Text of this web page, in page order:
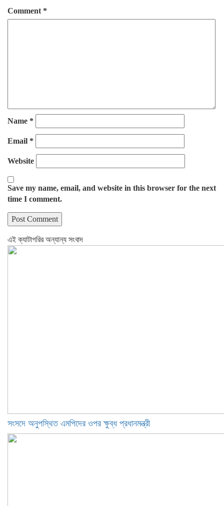
Comment *
Name *
Email *
Website
Save my name, email, and website in this browser for the next
time I comment.
এই ক্যাটাগরির অন্যান্য সংবাদ
সংসদে অনুপস্থিত এমপিদের ওপর ক্ষুব্ধ প্রধানমন্ত্রী